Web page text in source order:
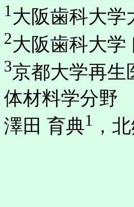
1大阪歯科大学
2大阪歯科大学
3京都大学再生
体材料学分野
澤田 育典1 ，